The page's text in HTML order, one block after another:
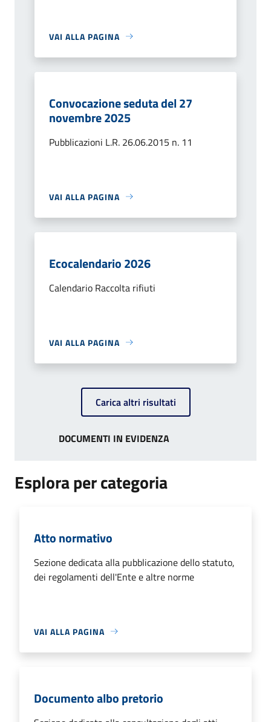
VAI ALLA PAGINA
Convocazione seduta del 27
novembre 2025
Pubblicazioni L.R. 26.06.2015 n. 11
VAI ALLA PAGINA
Ecocalendario 2026
Calendario Raccolta rifiuti
VAI ALLA PAGINA
Carica altri risultati
DOCUMENTI IN EVIDENZA
Esplora per categoria
Atto normativo
Sezione dedicata alla pubblicazione dello statuto,
dei regolamenti dell'Ente e altre norme
VAI ALLA PAGINA
Documento albo pretorio